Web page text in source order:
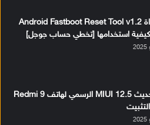
تحميل أداة Android Fastboot Reset Tool v1.2
استخدامها [تخطي حساب جوجل]
تحميل تحديث MIUI 12.5 الرسمي لهاتف Redmi 9